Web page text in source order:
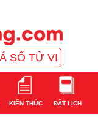
SỐ TỬ VI
KIẾN THỨC ĐẶT LỊCH